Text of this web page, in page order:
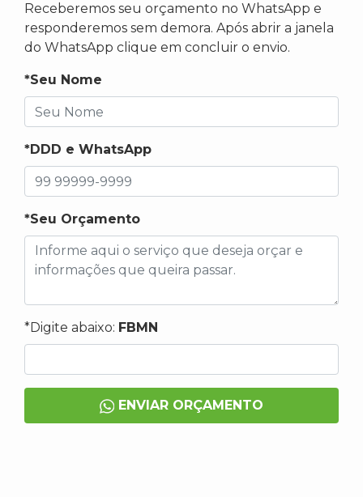
Receberemos seu orçamento no WhatsApp e
responderemos sem demora. Após abrir a janela
do WhatsApp clique em concluir o envio.
*Seu Nome
*DDD e WhatsApp
*Seu Orçamento
*Digite abaixo: FBMN
ENVIAR ORÇAMENTO